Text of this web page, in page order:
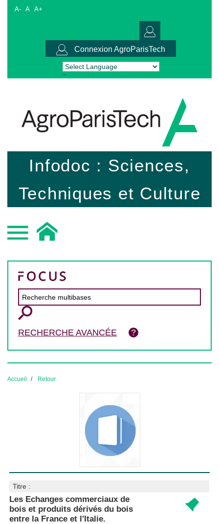
A- A A+
Connexion AgroParisTech
Powered by Translate
Infodoc : Sciences,
Techniques et Culture
RECHERCHE AVANCÉE
Accueil Retour
Titre :
Les Echanges commerciaux de
bois et produits dérivés du bois
entre la France et l'Italie.